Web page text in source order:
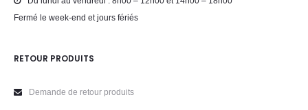
Fermé le week-end et jours fériés
RETOUR PRODUITS
Demande de retour produits